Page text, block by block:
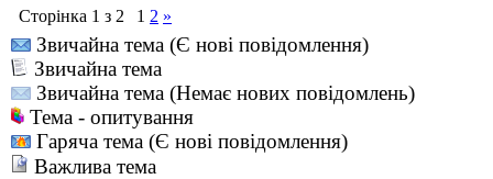
Сторінка 1 з 2 1 2 »
Звичайна тема (Є нові повідомлення)
Звичайна тема
Звичайна тема (Немає нових повідомлень)
Тема - опитування
Гаряча тема (Є нові повідомлення)
Важлива тема